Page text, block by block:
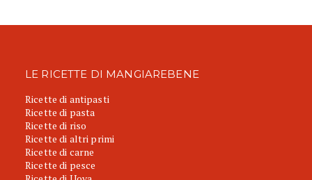
LE RICETTE DI MANGIAREBENE
Ricette di antipasti
Ricette di pasta
Ricette di riso
Ricette di altri primi
Ricette di carne
Ricette di pesce